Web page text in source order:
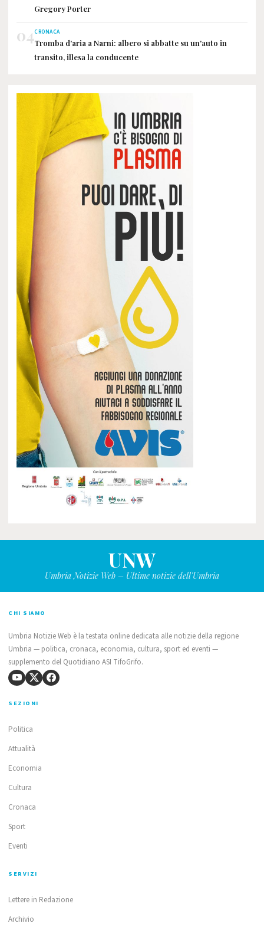
Gregory Porter
04CRONACA
Tromba d'aria a Narni: albero si abbatte su un'auto in
transito, illesa la conducente
UNW
Umbria Notizie Web – Ultime notizie dell'Umbria
CHI SIAMO
Umbria Notizie Web è la testata online dedicata alle notizie della regione
Umbria — politica, cronaca, economia, cultura, sport ed eventi —
supplemento del Quotidiano ASI TifoGrifo.
SEZIONI
Politica
Attualità
Economia
Cultura
Cronaca
Sport
Eventi
SERVIZI
Lettere in Redazione
Archivio